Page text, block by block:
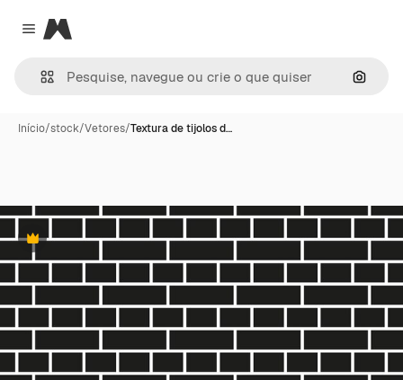
Close menu
Magnific
Início/stock/Vetores/Textura de tijolos d…
Premium